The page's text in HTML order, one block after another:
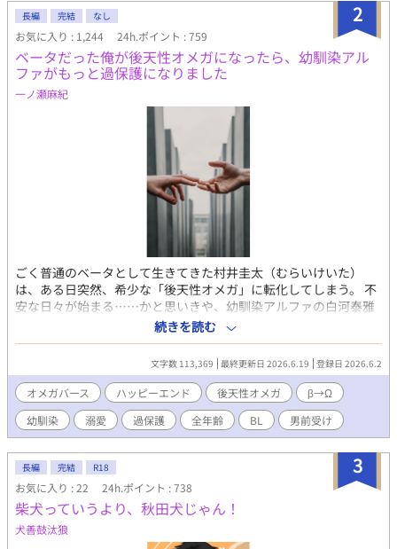
2
長編 完結 なし
お気に入り : 1,244 24h.ポイント : 759
ベータだった俺が後天性オメガになったら、幼馴染アル
ファがもっと過保護になりました
一ノ瀬麻紀
ごく普通のベータとして生きてきた村井圭太（むらいけいた）
は、ある日突然、希少な「後天性オメガ」に転化してしまう。 不
安な日々が始まる……かと思いきや、幼馴染アルファの白河泰雅
（しらかわたいが）とはまさかの両思い。 早々に『番（つが
い）』となり、幸せな日々を送っていた。 「オメガになっても俺
は俺」と持ち前のポジティブさで新しい生活に向き合っていく圭
太。 だが、晴れて番となった泰雅は、今まで以上に過保護になっ
ていく。 どんなトラブルも二人なら大丈夫！ 過保護で執着強めな
スパダリ幼馴染攻め（α） × ポジティブで男前な元ベータ受け
（β→Ω） 明るくて幸せいっぱいオメガバース！ 私の大好きなオ
メガバース。 愛をたくさん詰め込んだので、みなさまにも楽しん
でいただけますように。
続きを読む
文字数 113,369 最終更新日 2026.6.19 登録日 2026.6.2
オメガバース ハッピーエンド 後天性オメガ
β→Ω
幼馴染
溺愛 過保護 全年齢 BL 男前受け
3
長編 完結 R18
お気に入り : 22 24h.ポイント : 738
柴犬っていうより、秋田犬じゃん！
犬善鼓汰狼